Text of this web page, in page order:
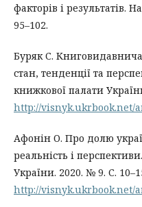
факторів і результатів.
95–102.
Буряк С. Книговидавнича
стан, тенденції та
книжкової палати
http://visnyk.ukrbook.net/
Афонін О. Про долю
реальність і
України. 2020. № 9. С.
http://visnyk.ukrbook.net/